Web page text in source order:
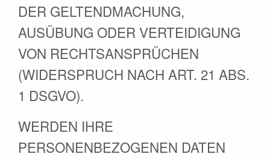
DER GELTENDMACHUNG,
AUSÜBUNG ODER VERTEIDIGUNG
VON RECHTSANSPRÜCHEN
(WIDERSPRUCH NACH ART. 21 ABS.
1 DSGVO).
WERDEN IHRE
PERSONENBEZOGENEN DATEN